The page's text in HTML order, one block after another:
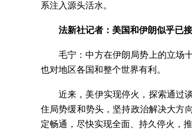
系注入源头活水。
法新社记者：美国和伊朗似乎已
毛宁：中方在伊朗局势上的立场
也对地区各国和整个世界有利。
近来，美伊实现停火，探索通过
住局势缓和势头，坚持政治解决大方
定畅通，尽快实现全面、持久停火，